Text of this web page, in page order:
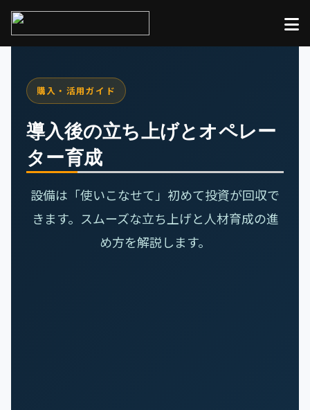
購入・活用ガイド
導入後の立ち上げとオペレー
ター育成
設備は「使いこなせて」初めて投資が回収で
きます。スムーズな立ち上げと人材育成の進
め方を解説します。